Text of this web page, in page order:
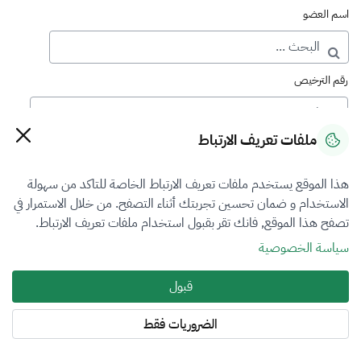
اسم العضو
رقم الترخيص
رقم العضوية
فرع التقييم
الكل
نوع العضوية
طالب منتسب
المنطقة
ملفات تعريف الارتباط
هذا الموقع يستخدم ملفات تعريف الارتباط الخاصة للتاكد من سهولة
الاستخدام و ضمان تحسين تجربتك أثناء التصفح. من خلال الاستمرار في
تصفح هذا الموقع, فانك تقر بقبول استخدام ملفات تعريف الارتباط.
سياسة الخصوصية
قبول
الضروريات فقط